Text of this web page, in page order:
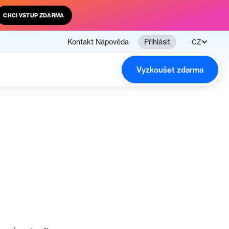
CHCI VSTUP ZDARMA
Kontakt Nápověda Přihlásit CZ
Vyzkoušet zdarma